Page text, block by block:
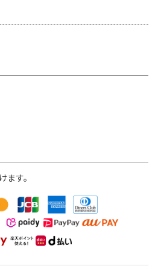
す。